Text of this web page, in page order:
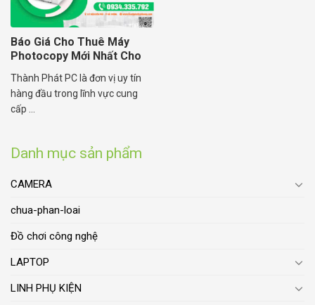
Danh mục sản phẩm
CAMERA
chua-phan-loai
Đồ chơi công nghệ
LAPTOP
LINH PHỤ KIỆN
Báo Giá Cho Thuê Máy
Photocopy Mới Nhất Cho
Dương
Thành Phát PC là đơn vị uy tín
hàng đầu trong lĩnh vực cung
cấp ...